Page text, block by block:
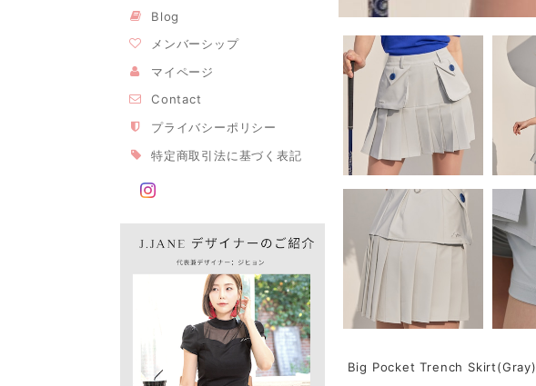
Blog
メンバーシップ
マイページ
Contact
プライバシーポリシー
特定商取引法に基づく表記
Big Pocket Trench Skirt(Gray)